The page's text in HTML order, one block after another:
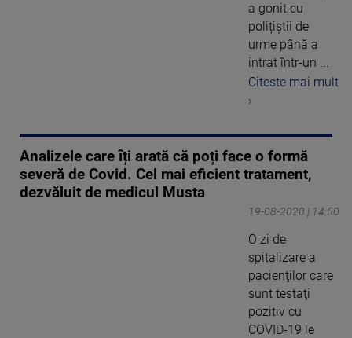
a gonit cu
polițiștii de
urme până a
intrat într-un ...
Citeste mai mult
›
Analizele care îți arată că poți face o formă
severă de Covid. Cel mai eficient tratament,
dezvăluit de medicul Musta
19-08-2020 | 14:50
O zi de
spitalizare a
pacienţilor care
sunt testaţi
pozitiv cu
COVID-19 le